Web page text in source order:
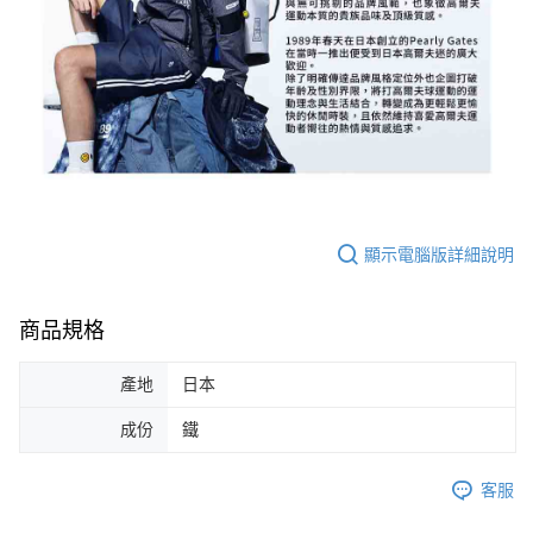
顯示電腦版詳細說明
商品規格
產地 日本
成份 鐵
客服